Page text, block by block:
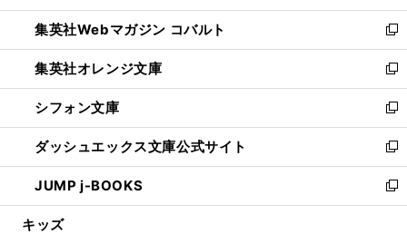
開
く
ウ
で
開
く
ン
ド
ウ
で
開
く
ウ
ィ
ン
ド
ウ
で
開
く
集英社Webマガジン コバルト
新
し
い
ウ
ィ
ン
ド
ウ
で
開
集英社オレンジ文庫
新
し
い
ウ
ィ
ン
ド
ウ
シフォン文庫
新
し
い
ウ
ィ
ン
ダッシュエックス文庫公式サイト
新
し
い
ウ
JUMP j-BOOKS
新
し
キッズ